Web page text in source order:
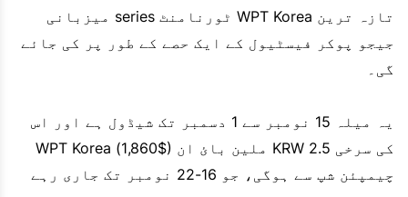
تازہ ترین WPT Korea ٹورنامنٹ series میزبانی
جیجو پوکر فیسٹیول کے ایک حصے کے طور پر کی جائے
گی۔
یہ میلہ 15 نومبر سے 1 دسمبر تک شیڈول ہے اور اس
کی سرخی KRW 2.5 ملین بائ ان ($1,860) WPT Korea
چیمپئن شپ سے ہوگی، جو 16-22 نومبر تک جاری رہے